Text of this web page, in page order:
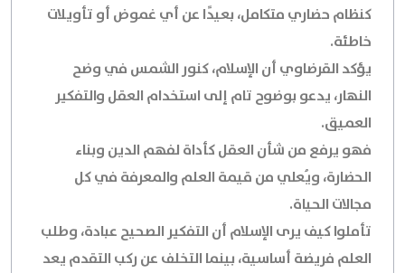
كنظام حضاري متكامل، بعيدًا عن أي غموض أو تأويلات
خاطئة.
يؤكد القرضاوي أن الإسلام، كنور الشمس في وضح
النهار، يدعو بوضوح تام إلى استخدام العقل والتفكير
العميق.
فهو يرفع من شأن العقل كأداة لفهم الدين وبناء
الحضارة، ويُعلي من قيمة العلم والمعرفة في كل
مجالات الحياة.
تأملوا كيف يرى الإسلام أن التفكير الصحيح عبادة، وطلب
العلم فريضة أساسية، بينما التخلف عن ركب التقدم يعد